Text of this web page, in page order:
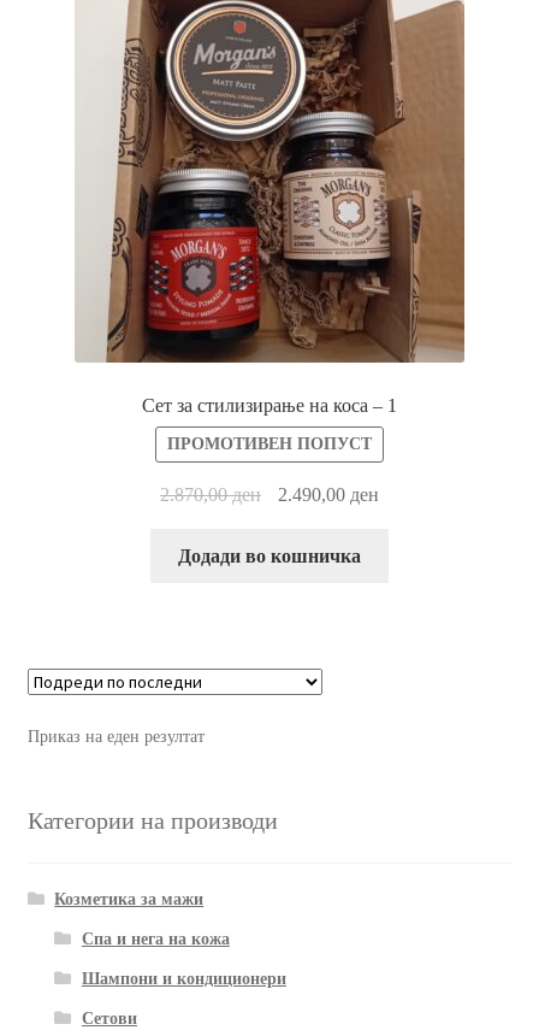
Историјата на компанијата MORGAN’S POMADE
Кошничка
Нашите производи
Политика за заштита на лични податоци
Политика на продажба
Прашања и одговори за производи за потемнување на
Сет за стилизирање на коса – 1
ПРОМОТИВЕН ПОПУСТ
2.870,00ден 2.490,00 ден
Додади во кошничка
Приказ на еден резултат
Категории на производи
Козметика за мажи
Спа и нега на кожа
Шампони и кондиционери
Сетови